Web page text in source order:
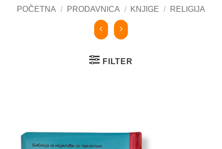
POČETNA / PRODAVNICA / KNJIGE / RELIGIJA
FILTER